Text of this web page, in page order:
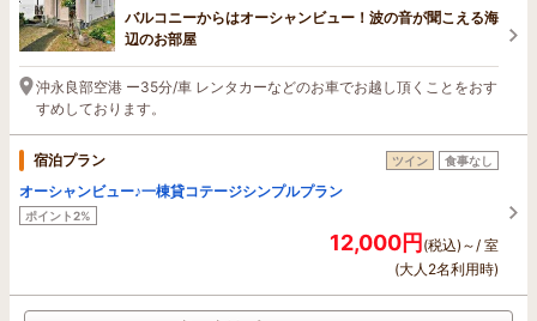
バルコニーからはオーシャンビュー！波の音が聞こえる海
辺のお部屋
沖永良部空港 ー35分/車 レンタカーなどのお車でお越し頂くことをおす
すめしております。
宿泊プラン ツイン 食事なし
オーシャンビュー♪一棟貸コテージシンプルプラン
ポイント2%
12,000円(税込)～/ 室
(大人2名利用時)